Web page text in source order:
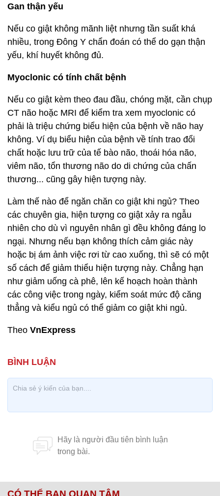
Gan thận yếu
Nếu co giật không mãnh liệt nhưng tần suất khá
nhiều, trong Đông Y chẩn đoán có thể do gạn thận
yếu, khí huyết không đủ.
Myoclonic có tính chất bệnh
Nếu co giật kèm theo đau đầu, chóng mặt, cần chụp
CT não hoặc MRI để kiểm tra xem myoclonic có
phải là triệu chứng biểu hiện của bệnh về não hay
không. Ví dụ biểu hiện của bệnh về tính trao đổi
chất hoặc lưu trữ của tế bào não, thoái hóa não,
viêm não, tổn thương não do di chứng của chấn
thương... cũng gây hiện tượng này.
Làm thế nào để ngăn chăn co giật khi ngủ? Theo
các chuyên gia, hiện tượng co giật xảy ra ngẫu
nhiên cho dù vì nguyên nhân gì đều không đáng lo
ngại. Nhưng nếu bạn không thích cảm giác này
hoặc bị ám ảnh việc rơi từ cao xuống, thì sẽ có một
số cách để giảm thiểu hiện tượng này. Chẳng hạn
như giảm uống cà phê, lên kế hoạch hoàn thành
các công việc trong ngày, kiểm soát mức độ căng
thẳng và kiểu ngủ có thể giảm co giật khi ngủ.
Theo VnExpress
CÓ THỂ BẠN QUAN TÂM